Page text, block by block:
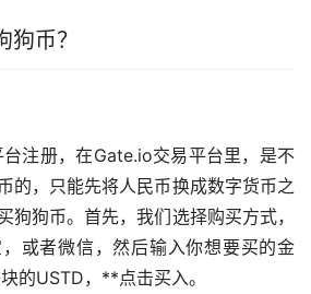
币？
注册，在Gate.io交易平台里，是不
的，只能先将人民币换成数字货币之
狗狗币。首先，我们选择购买方式，
，或者微信，然后输入你想要买的金
的USTD，**点击买入。